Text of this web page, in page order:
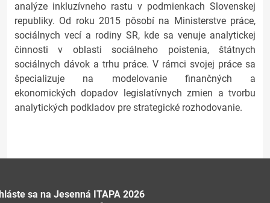
analýze inkluzívneho rastu v podmienkach Slovenskej
republiky. Od roku 2015 pôsobí na Ministerstve práce,
sociálnych vecí a rodiny SR, kde sa venuje analytickej
činnosti v oblasti sociálneho poistenia, štátnych
sociálnych dávok a trhu práce. V rámci svojej práce sa
špecializuje na modelovanie finančných a
ekonomických dopadov legislatívnych zmien a tvorbu
analytických podkladov pre strategické rozhodovanie.
sa na Jesenná ITAPA 2026